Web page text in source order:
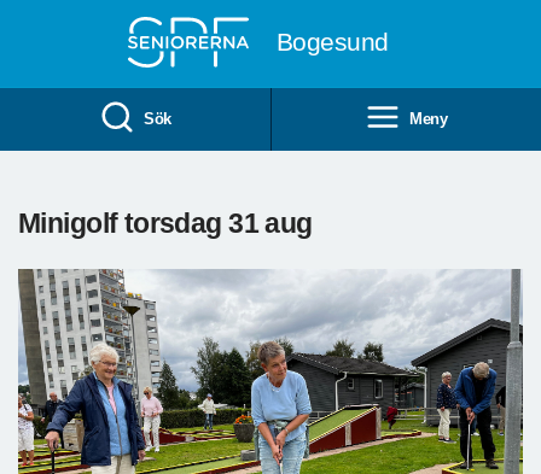
Bogesund
Sök Meny
Minigolf torsdag 31 aug